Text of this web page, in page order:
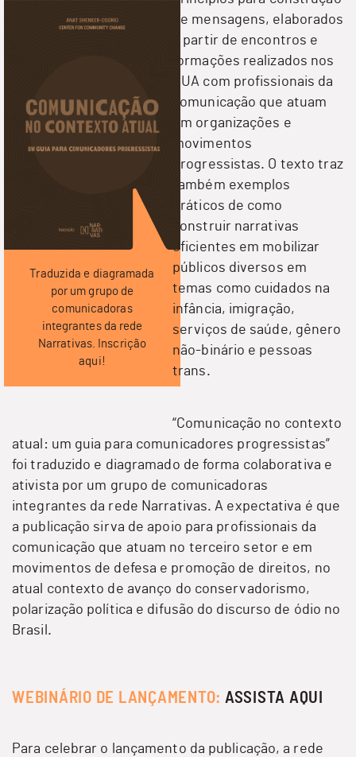
Traduzida e diagramada
por um grupo de
comunicadoras
integrantes da rede
Narrativas. Inscrição
aqui!
de mensagens, elaborados
a partir de encontros e
formações realizados nos
EUA com profissionais da
comunicação que atuam
em organizações e
movimentos
progressistas. O texto traz
também exemplos
práticos de como
construir narrativas
eficientes em mobilizar
públicos diversos em
temas como cuidados na
infância, imigração,
serviços de saúde, gênero
não-binário e pessoas
trans.
“Comunicação no contexto
atual: um guia para comunicadores progressistas”
foi traduzido e diagramado de forma colaborativa e
ativista por um grupo de comunicadoras
integrantes da rede Narrativas. A expectativa é que
a publicação sirva de apoio para profissionais da
comunicação que atuam no terceiro setor e em
movimentos de defesa e promoção de direitos, no
atual contexto de avanço do conservadorismo,
polarização política e difusão do discurso de ódio no
Brasil.
WEBINÁRIO DE LANÇAMENTO: ASSISTA AQUI
Para celebrar o lançamento da publicação, a rede